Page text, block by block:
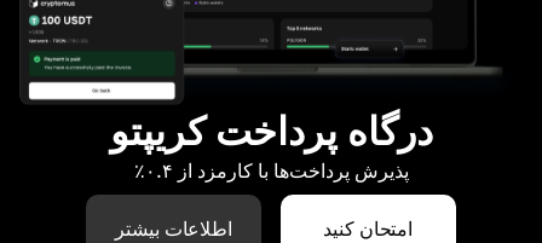
درگاه پرداخت کریپتو
پذیرش پرداخت‌ها با کارمزد از ۰.۴٪
امتحان کنید اطلاعات بیشتر